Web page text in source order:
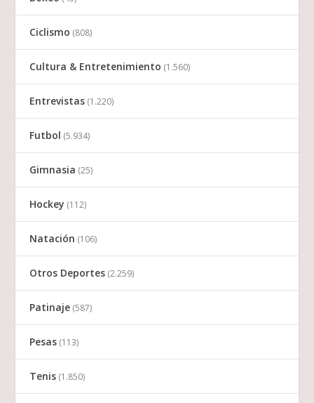
Ciclismo (808)
Cultura & Entretenimiento (1.560)
Entrevistas (1.220)
Futbol (5.934)
Gimnasia (25)
Hockey (112)
Natación (106)
Otros Deportes (2.259)
Patinaje (587)
Pesas (113)
Tenis (1.850)